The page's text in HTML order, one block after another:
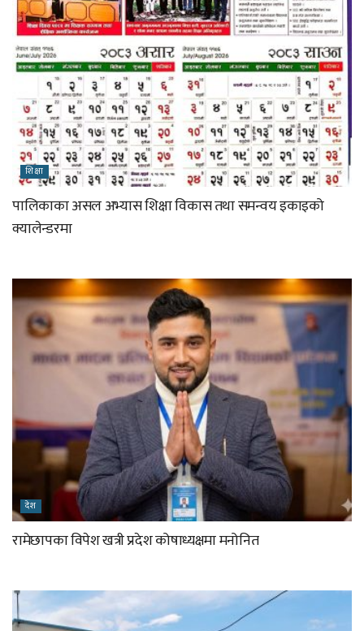
शिक्षा
पालिकाका असल अभ्यास शिक्षा विकास तथा समन्वय इकाइको
क्यालेन्डरमा
देश
रामेछापका विपेश खत्री प्रदेश कोषाध्यक्षमा मनोनित